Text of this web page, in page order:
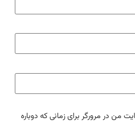
من در مرورگر برای زمانی که دوباره